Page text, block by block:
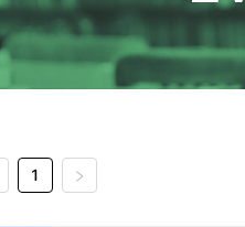
1